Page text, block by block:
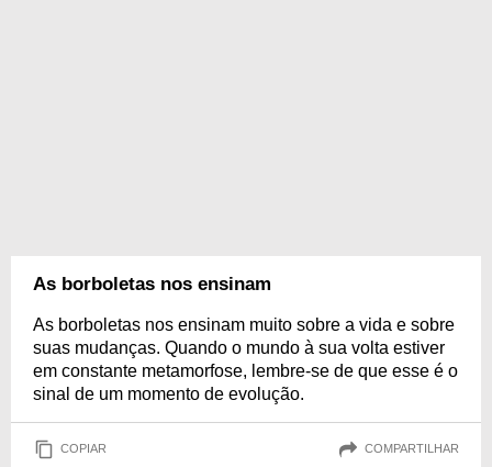
As borboletas nos ensinam
As borboletas nos ensinam muito sobre a vida e sobre
suas mudanças. Quando o mundo à sua volta estiver
em constante metamorfose, lembre-se de que esse é o
sinal de um momento de evolução.
COPIAR COMPARTILHAR